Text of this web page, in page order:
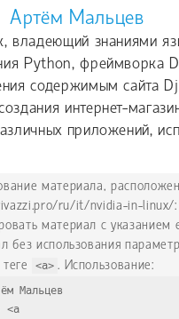
Артём Мальцев
владеющий знаниями
Python, фреймворка
содержимым сайта
интернет-
приложений,
материала,
ru/it/nvidia-in-linux/:
материал с указанием
без использования
теге <a> . Использование:
Мальцев
<a